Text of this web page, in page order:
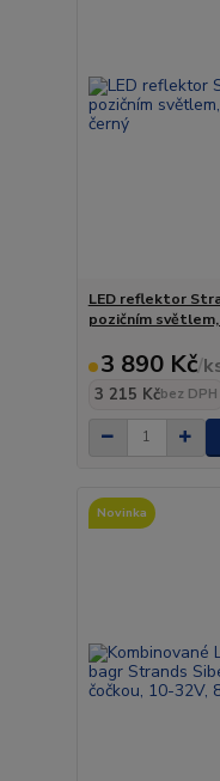
LED reflektor
pozičním světlem,
3 890 Kč/
3 215 Kčbez DPH
Novinka